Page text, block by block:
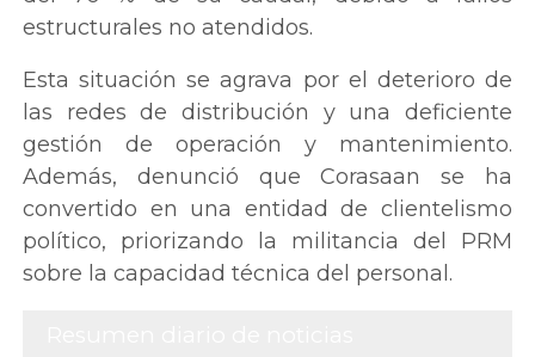
estructurales no atendidos.
Esta situación se agrava por el deterioro de
las redes de distribución y una deficiente
gestión de operación y mantenimiento.
Además, denunció que Corasaan se ha
convertido en una entidad de clientelismo
político, priorizando la militancia del PRM
sobre la capacidad técnica del personal.